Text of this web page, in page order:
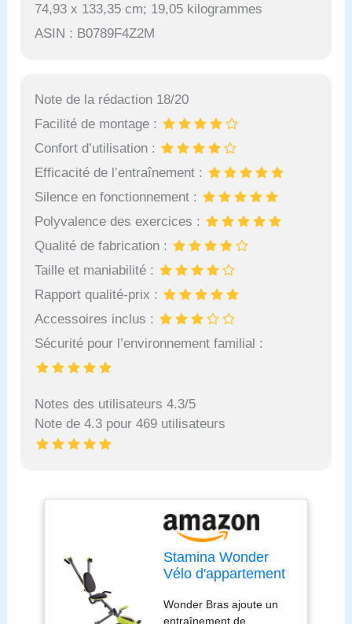
74,93 x 133,35 cm; 19,05 kilogrammes
ASIN : B0789F4Z2M
Note de la rédaction 18/20
Facilité de montage :
Confort d’utilisation :
Efficacité de l’entraînement :
Silence en fonctionnement :
Polyvalence des exercices :
Qualité de fabrication :
Taille et maniabilité :
Rapport qualité-prix :
Accessoires inclus :
Sécurité pour l’environnement familial :
Notes des utilisateurs 4.3/5
Note de 4.3 pour 469 utilisateurs
Stamina Wonder
Vélo d'appartement
renforcement du
Wonder Bras ajoute un
entraînement de